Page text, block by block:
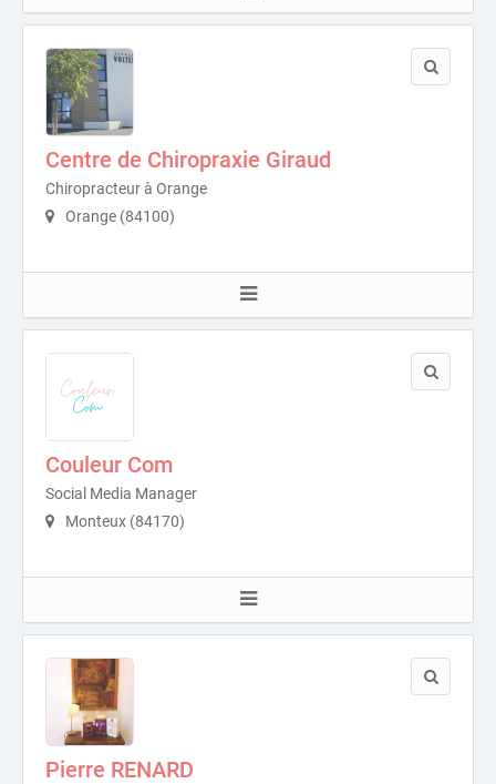
Centre de Chiropraxie Giraud
Chiropracteur à Orange
Orange (84100)
Couleur Com
Social Media Manager
Monteux (84170)
Pierre RENARD